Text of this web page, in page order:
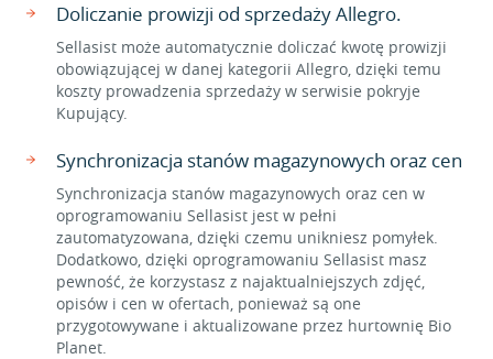
Doliczanie prowizji od sprzedaży Allegro.
Sellasist może automatycznie doliczać kwotę prowizji
obowiązującej w danej kategorii Allegro, dzięki temu
koszty prowadzenia sprzedaży w serwisie pokryje
Kupujący.
Synchronizacja stanów magazynowych oraz cen
Synchronizacja stanów magazynowych oraz cen w
oprogramowaniu Sellasist jest w pełni
zautomatyzowana, dzięki czemu unikniesz pomyłek.
Dodatkowo, dzięki oprogramowaniu Sellasist masz
pewność, że korzystasz z najaktualniejszych zdjęć,
opisów i cen w ofertach, ponieważ są one
przygotowywane i aktualizowane przez hurtownię Bio
Planet.